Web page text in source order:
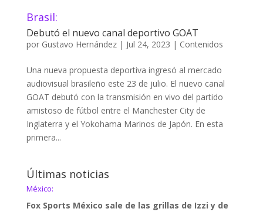
Brasil:
Debutó el nuevo canal deportivo GOAT
por Gustavo Hernández| Jul 24, 2023 | Contenidos
Una nueva propuesta deportiva ingresó al mercado
audiovisual brasileño este 23 de julio. El nuevo canal
GOAT debutó con la transmisión en vivo del partido
amistoso de fútbol entre el Manchester City de
Inglaterra y el Yokohama Marinos de Japón. En esta
primera...
Últimas noticias
México:
Fox Sports México sale de las grillas de Izzi y de